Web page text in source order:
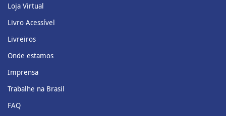
Loja Virtual
Livro Acessível
Livreiros
Onde estamos
Imprensa
Trabalhe na Brasil
FAQ